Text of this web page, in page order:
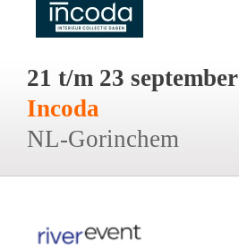
21 t/m 23 september
Incoda
NL-Gorinchem